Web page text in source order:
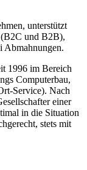
unterstützt
und B2B),
Abmahnungen.
1996 im Bereich
Computerbau,
Service). Nach
einer
in die Situation
stets mit